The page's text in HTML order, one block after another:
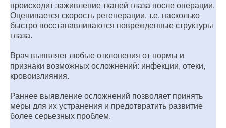
происходит заживление тканей глаза после операции.
Оценивается скорость регенерации, т.е. насколько
быстро восстанавливаются поврежденные структуры
глаза.
Врач выявляет любые отклонения от нормы и
признаки возможных осложнений: инфекции, отеки,
кровоизлияния.
Раннее выявление осложнений позволяет принять
меры для их устранения и предотвратить развитие
более серьезных проблем.